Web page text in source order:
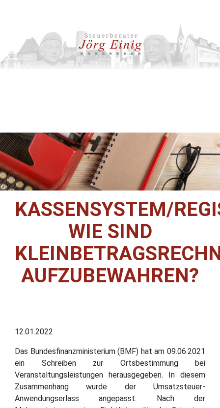
KASSENSYSTEM/
WIE SIND
AUFZUBEWAHREN?
12.01.2022
Das Bundesfinanzministerium (BMF) hat am 09.06.2021
ein Schreiben zur Ortsbestimmung bei
Veranstaltungsleistungen herausgegeben. In diesem
Zusammenhang wurde der Umsatzsteuer-
Anwendungserlass angepasst. Nach der